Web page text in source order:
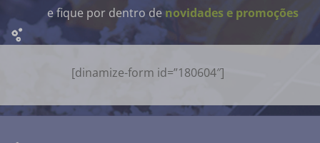
e fique por dentro de novidades e promoções
[dinamize-form id=”180604″]